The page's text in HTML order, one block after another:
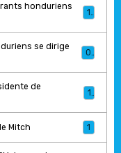
honduriens
1
se dirige
0
de
1
Mitch 1